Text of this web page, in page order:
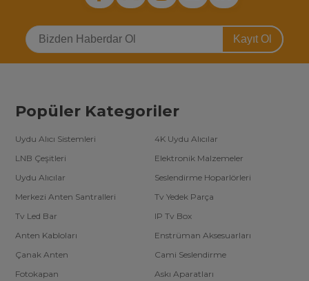
Kayıt Ol
Popüler Kategoriler
Uydu Alıcı Sistemleri
4K Uydu Alıcılar
LNB Çeşitleri
Elektronik Malzemeler
Uydu Alıcılar
Seslendirme Hoparlörleri
Merkezi Anten Santralleri
Tv Yedek Parça
Tv Led Bar
IP Tv Box
Anten Kabloları
Enstrüman Aksesuarları
Çanak Anten
Cami Seslendirme
Fotokapan
Askı Aparatları